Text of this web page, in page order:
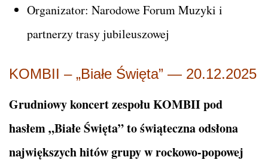
Organizator: Narodowe Forum Muzyki i
partnerzy trasy jubileuszowej
KOMBII – „Białe Święta” — 20.12.2025
Grudniowy koncert zespołu KOMBII pod
hasłem „Białe Święta” to świąteczna odsłona
największych hitów grupy w rockowo-popowej